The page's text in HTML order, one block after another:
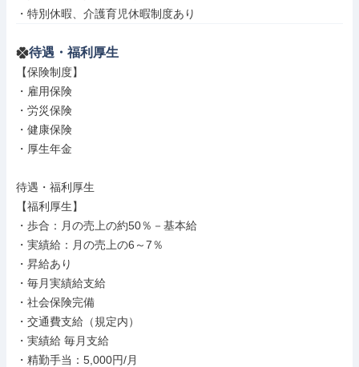
・特別休暇、介護育児休暇制度あり
待遇・福利厚生
【保険制度】
・雇用保険
・労災保険
・健康保険
・厚生年金
待遇・福利厚生
【福利厚生】
・歩合：月の売上の約50％－基本給
・実績給：月の売上の6～7％
・昇給あり
・毎月実績給支給
・社会保険完備
・交通費支給（規定内）
・実績給 毎月支給
・精勤手当：5,000円/月